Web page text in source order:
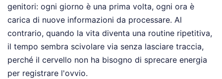
genitori: ogni giorno è una prima volta, ogni ora è
carica di nuove informazioni da processare. Al
contrario, quando la vita diventa una routine ripetitiva,
il tempo sembra scivolare via senza lasciare traccia,
perché il cervello non ha bisogno di sprecare energia
per registrare l'ovvio.